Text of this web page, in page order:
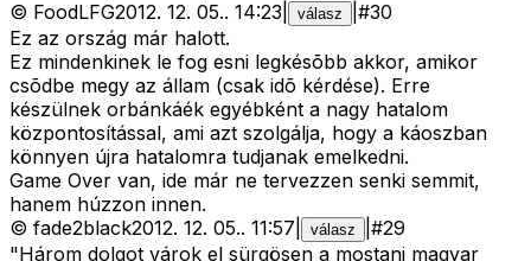
© FoodLFG2012. 12. 05.. 14:23 válasz #30
Ez az ország már halott.
Ez mindenkinek le fog esni legkésõbb akkor, amikor
csõdbe megy az állam (csak idõ kérdése). Erre
készülnek orbánkáék egyébként a nagy hatalom
központosítással, ami azt szolgálja, hogy a káoszban
könnyen újra hatalomra tudjanak emelkedni.
Game Over van, ide már ne tervezzen senki semmit,
hanem húzzon innen.
© fade2black2012. 12. 05.. 11:57 válasz #29
"Három dolgot várok el sürgösen a mostani magyar